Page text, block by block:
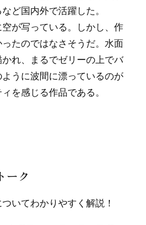
ど国内外で活躍した。
が写っている。しかし、作
たのではなさそうだ。水面
れ、まるでゼリーの上でバ
うに波間に漂っているのが
を感じる作品である。
ーク
いてわかりやすく解説！